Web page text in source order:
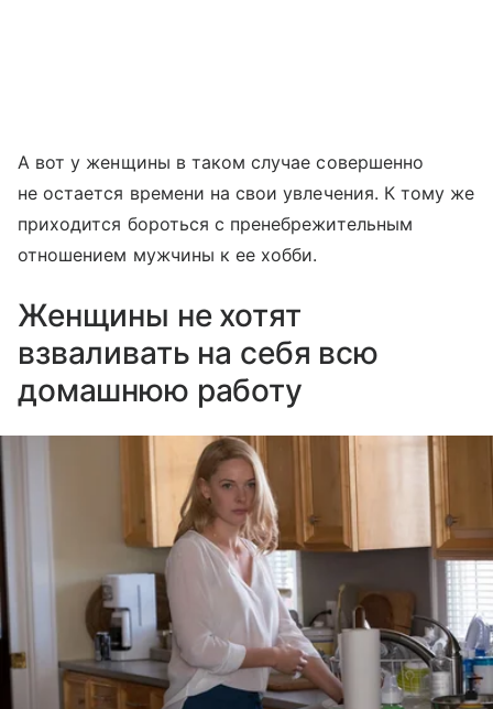
А вот у женщины в таком случае совершенно
не остается времени на свои увлечения. К тому же
приходится бороться с пренебрежительным
отношением мужчины к ее хобби.
Женщины не хотят
взваливать на себя всю
домашнюю работу